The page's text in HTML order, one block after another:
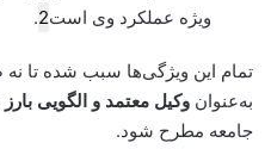
ویژه عملکرد وی است2
.
تمام این ویژگی‌ها سبب شده تا نه
به‌عنوان وکیل معتمد و الگویی
جامعه مطرح شود.